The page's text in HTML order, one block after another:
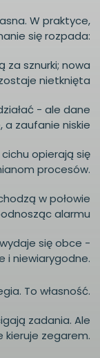
W praktyce,
się rozpada:
za sznurki; nowa
nietknięta
- ale dane
zaufanie niskie
opierają się
procesów.
w połowie
alarmu
się obce -
i niewiarygodne.
To własność.
zadania. Ale
kieruje zegarem.